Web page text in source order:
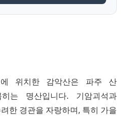
위치한 감악산은 파주 산
는 명산입니다. 기암괴석과
한 경관을 자랑하며, 특히 가을